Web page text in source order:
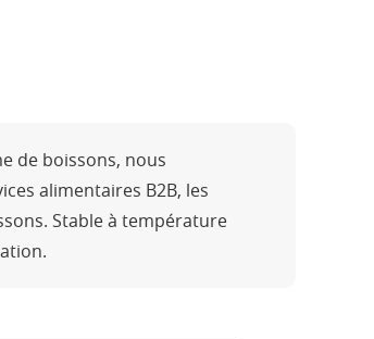
de boissons, nous
alimentaires B2B, les
Stable à température